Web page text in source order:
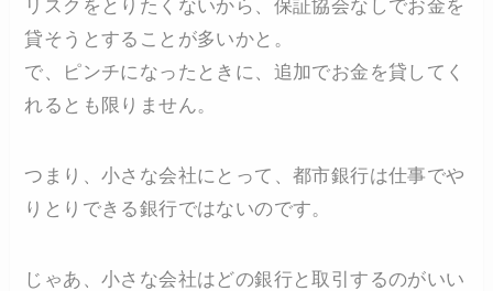
リスクをとりたくないから、保証協会なしでお金を
貸そうとすることが多いかと。
で、ピンチになったときに、追加でお金を貸してく
れるとも限りません。
つまり、小さな会社にとって、都市銀行は仕事でや
りとりできる銀行ではないのです。
じゃあ、小さな会社はどの銀行と取引するのがいい